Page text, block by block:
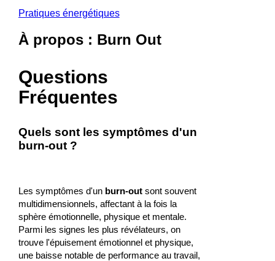
Pratiques énergétiques
À propos : Burn Out
Questions
Fréquentes
Quels sont les symptômes d'un
burn-out ?
Les symptômes d'un burn-outsont souvent
multidimensionnels, affectant à la fois la
sphère émotionnelle, physique et mentale.
Parmi les signes les plus révélateurs, on
trouve l'épuisement émotionnel et physique,
une baisse notable de performance au travail,